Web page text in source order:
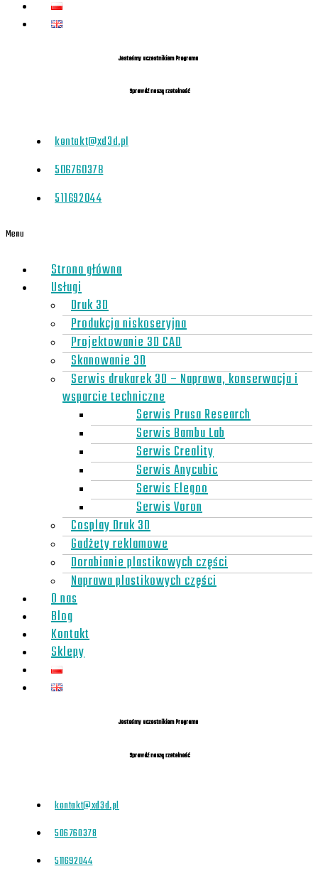
Jesteśmy uczestnikiem Programu
Sprawdź naszą rzetelność
kontakt@xd3d.pl
506760378
511692044
Menu
Strona główna
Usługi
Druk 3D
Produkcja niskoseryjna
Projektowanie 3D CAD
Skanowanie 3D
Serwis drukarek 3D – Naprawa, konserwacja i
wsparcie techniczne
Serwis Prusa Research
Serwis Bambu Lab
Serwis Creality
Serwis Anycubic
Serwis Elegoo
Serwis Voron
Cosplay Druk 3D
Gadżety reklamowe
Dorabianie plastikowych części
Naprawa plastikowych części
O nas
Blog
Kontakt
Sklepy
Jesteśmy uczestnikiem Programu
Sprawdź naszą rzetelność
kontakt@xd3d.pl
506760378
511692044